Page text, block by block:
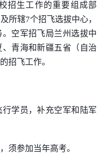
招生工作的重要组成部
所辖7个招飞选拔中心，
空军招飞局兰州选拔中
青海和新疆五省（自治
招飞工作。
学员，补充空军和陆军
须参加当年高考。